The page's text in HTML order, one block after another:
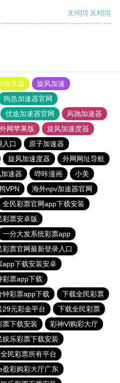
支持[0] 反对[0]
速度器
旋风加速
狗急加速器官网
优途加速器官网
风驰加速器
网苹果版
旋风加速度器
入口
原子加速器
旋风加速度器
外网网址导航
速器 哔咔漫画
小美
VPN
海外npv加速器官网
全民彩票官网app下载安装
彩票安卓版
一分大发系统彩票app
彩票官网最新登录入口
app下载安装安卓
彩票app下载
钟彩票app下载
下载全民彩票
29元彩金平台
下载全民彩票
票下载安装
彩神Vl购彩大厅
娱乐彩票下载安装
全民彩票所有平台
盈彩购彩大厅广东